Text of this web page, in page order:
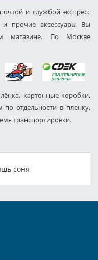
и службой экспресс
и прочие аксессуары Вы
магазине. По Москве
картонные коробки,
отдельности в пленку,
транспортировки.
соня